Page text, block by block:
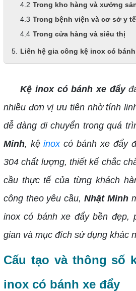
Trong kho hàng và xưởng
Trong bệnh viện và cơ sở y tế
Trong cửa hàng và siêu thị
Liên hệ gia công kệ inox có
Kệ inox có bánh xe đẩy
nhiều đơn vị ưu tiên nhờ tính
dễ dàng di chuyển trong quá
Minh, kệinoxcó bánh xe đẩy
304 chất lượng, thiết kế chắc
cầu thực tế của từng khách
công theo yêu cầu,Nhật Minh
inox có bánh xe đẩy bền đẹp,
gian và mục đích sử dụng khác
Cấu tạo và thông số
inox có bánh xe đẩy